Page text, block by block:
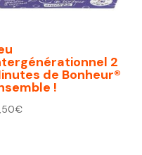
2
de Bonheur®
!
€